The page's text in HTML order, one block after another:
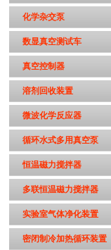
化学杂交泵
数显真空测试车
真空控制器
溶剂回收装置
微波化学反应器
循环水式多用真空泵
恒温磁力搅拌器
多联恒温磁力搅拌器
实验室气体净化装置
密闭制冷加热循环装置